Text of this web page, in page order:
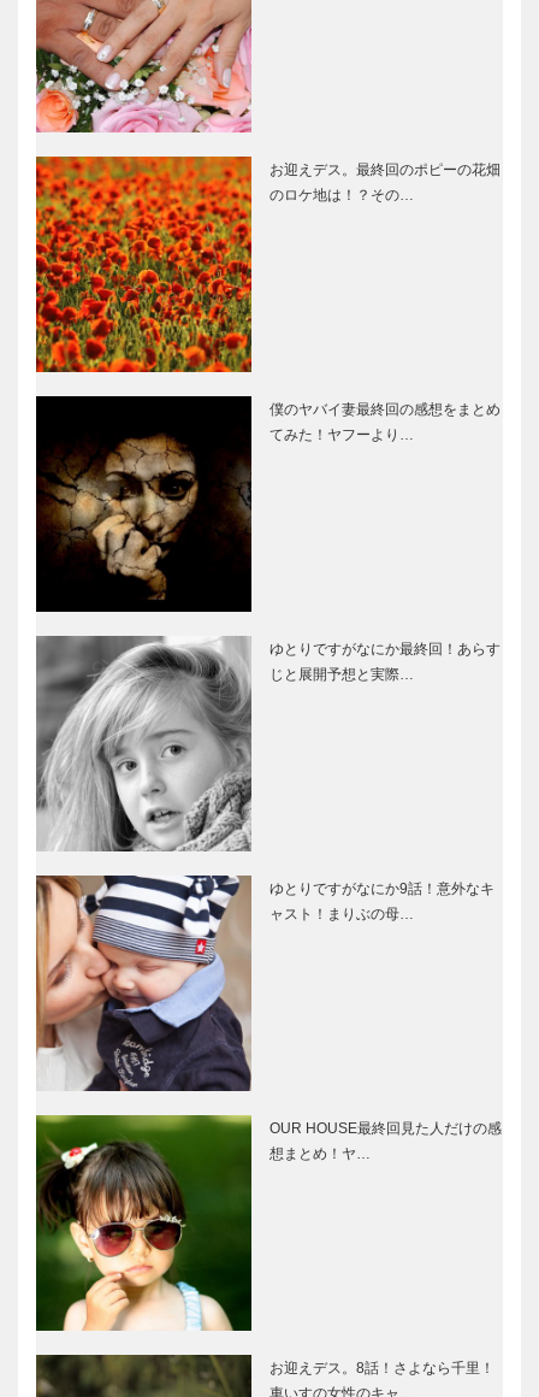
お迎えデス。最終回のポピーの花畑
のロケ地は！？その…
僕のヤバイ妻最終回の感想をまとめ
てみた！ヤフーより…
ゆとりですがなにか最終回！あらす
じと展開予想と実際…
ゆとりですがなにか9話！意外なキ
ャスト！まりぶの母…
OUR HOUSE最終回見た人だけの感
想まとめ！ヤ…
お迎えデス。8話！さよなら千里！
車いすの女性のキャ…